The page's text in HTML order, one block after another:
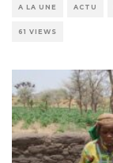
A LA UNE ACTU
61 VIEWS